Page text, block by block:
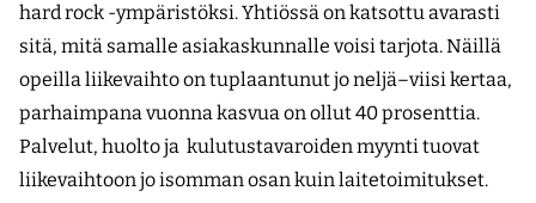
hard rock -ympäristöksi. Yhtiössä on katsottu avarasti
sitä, mitä samalle asiakaskunnalle voisi tarjota. Näillä
opeilla liikevaihto on tuplaantunut jo neljä–viisi kertaa,
parhaimpana vuonna kasvua on ollut 40 prosenttia.
Palvelut, huolto ja kulutustavaroiden myynti tuovat
liikevaihtoon jo isomman osan kuin laitetoimitukset.